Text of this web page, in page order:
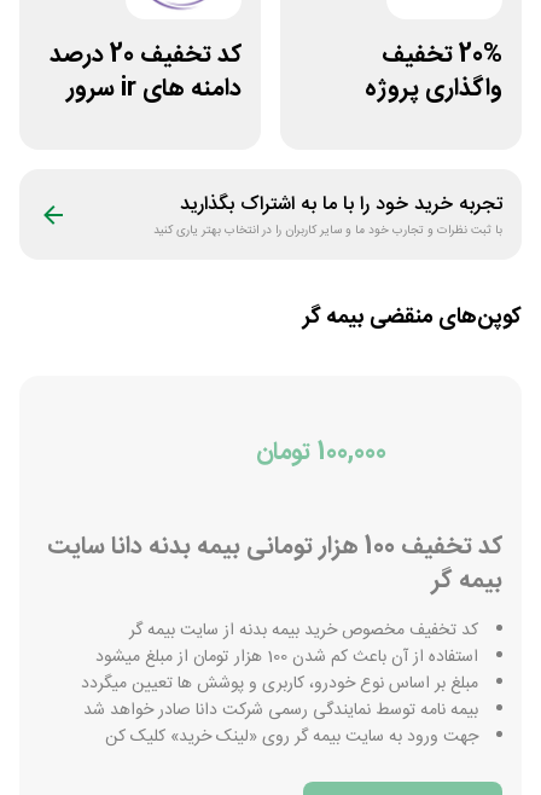
20% تخفیف
واگذاری پروژه
کد تخفیف 20 درصد
دامنه های ir سرور
تجربه خرید خود را با ما به اشتراک بگذارید
با ثبت نظرات و تجارب خود ما و سایر کاربران را در انتخاب بهتر یاری کنید
کوپن‌های منقضی بیمه گر
100,000 تومان
کد تخفیف 100 هزار تومانی بیمه بدنه دانا سایت
بیمه گر
کد تخفیف مخصوص خرید بیمه بدنه از سایت بیمه گر
استفاده از آن باعث کم شدن 100 هزار تومان از مبلغ میشود
مبلغ بر اساس نوع خودرو، کاربری و پوشش ها تعیین میگردد
بیمه نامه توسط نمایندگی رسمی شرکت دانا صادر خواهد شد
جهت ورود به سایت بیمه گر روی «لینک خرید» کلیک کن